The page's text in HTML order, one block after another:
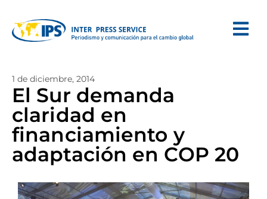
1 de diciembre, 2014
El Sur demanda
claridad en
financiamiento y
adaptación en COP 20